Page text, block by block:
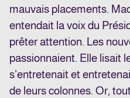
mauvais placements.
entendait la voix du
prêter attention. Les
passionnaient. Elle lisait
s’entretenait et
de leurs colonnes. Or,